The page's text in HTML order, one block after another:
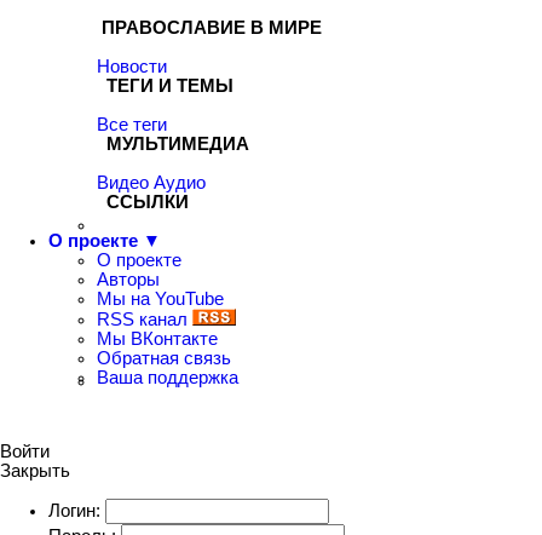
ПРАВОСЛАВИЕ В МИРЕ
Новости
ТЕГИ И ТЕМЫ
Все теги
МУЛЬТИМЕДИА
Видео Аудио
ССЫЛКИ
О проекте ▼
О проекте
Авторы
Мы на YouTube
RSS канал
Мы ВКонтакте
Обратная связь
Ваша поддержка
Войти
Закрыть
Логин: